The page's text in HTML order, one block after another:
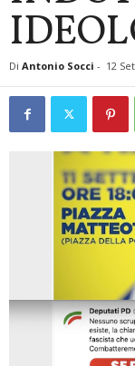
Di Antonio Socci - 12